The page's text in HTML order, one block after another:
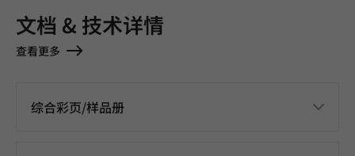
文档 & 技术详情
查看更多
综合彩页/样品册